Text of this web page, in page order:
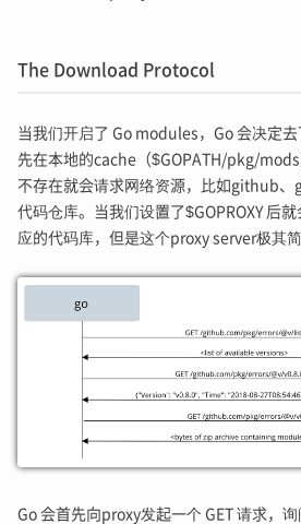
The Download Protocol
当我们开启了 Go modules，Go 会决定
先在本地的cache（$GOPATH/pkg/
不存在就会请求网络资源，比如github
代码仓库。当我们设置了$GOPROXY 后
应的代码库，但是这个proxy server极其
Go 会首先向proxy发起一个 GET 请求，